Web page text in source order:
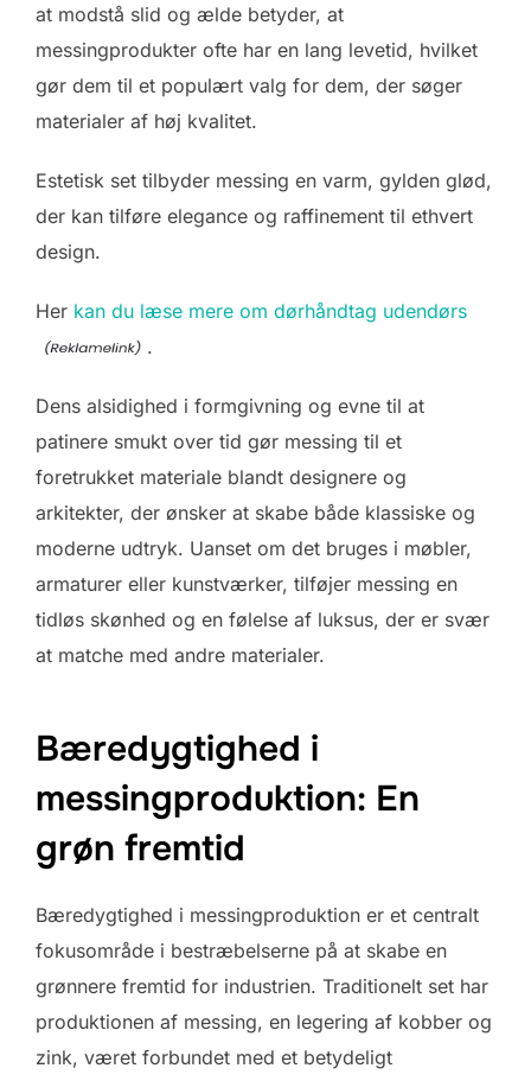
at modstå slid og ælde betyder, at
messingprodukter ofte har en lang levetid, hvilket
gør dem til et populært valg for dem, der søger
materialer af høj kvalitet.
Estetisk set tilbyder messing en varm, gylden glød,
der kan tilføre elegance og raffinement til ethvert
design.
Her kan du læse mere om dørhåndtag udendørs
.
Dens alsidighed i formgivning og evne til at
patinere smukt over tid gør messing til et
foretrukket materiale blandt designere og
arkitekter, der ønsker at skabe både klassiske og
moderne udtryk. Uanset om det bruges i møbler,
armaturer eller kunstværker, tilføjer messing en
tidløs skønhed og en følelse af luksus, der er svær
at matche med andre materialer.
Bæredygtighed i
messingproduktion: En
grøn fremtid
Bæredygtighed i messingproduktion er et centralt
fokusområde i bestræbelserne på at skabe en
grønnere fremtid for industrien. Traditionelt set har
produktionen af messing, en legering af kobber og
zink, været forbundet med et betydeligt